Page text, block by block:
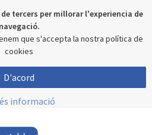
tercers per millorar l'experiencia de
navegació.
que s'accepta la nostra política de
cookies
D'acord
informació